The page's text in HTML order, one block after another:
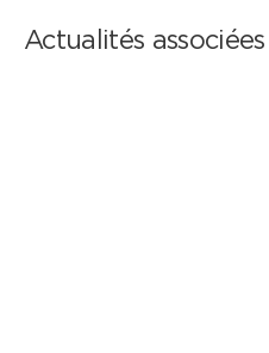
Actualités associées